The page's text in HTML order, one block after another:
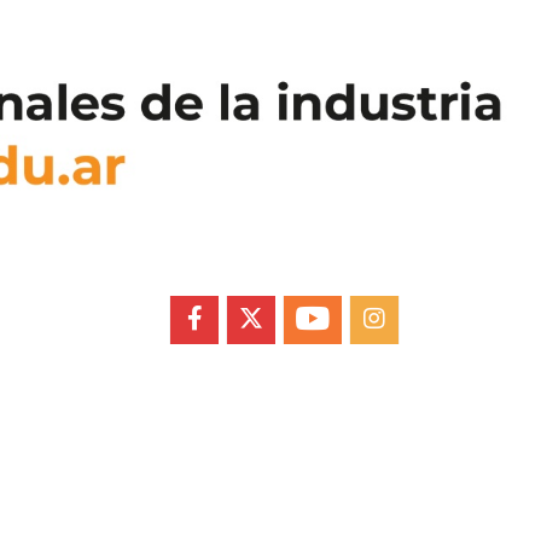
FACEBOOKYOUTUBEINSTAGRAM